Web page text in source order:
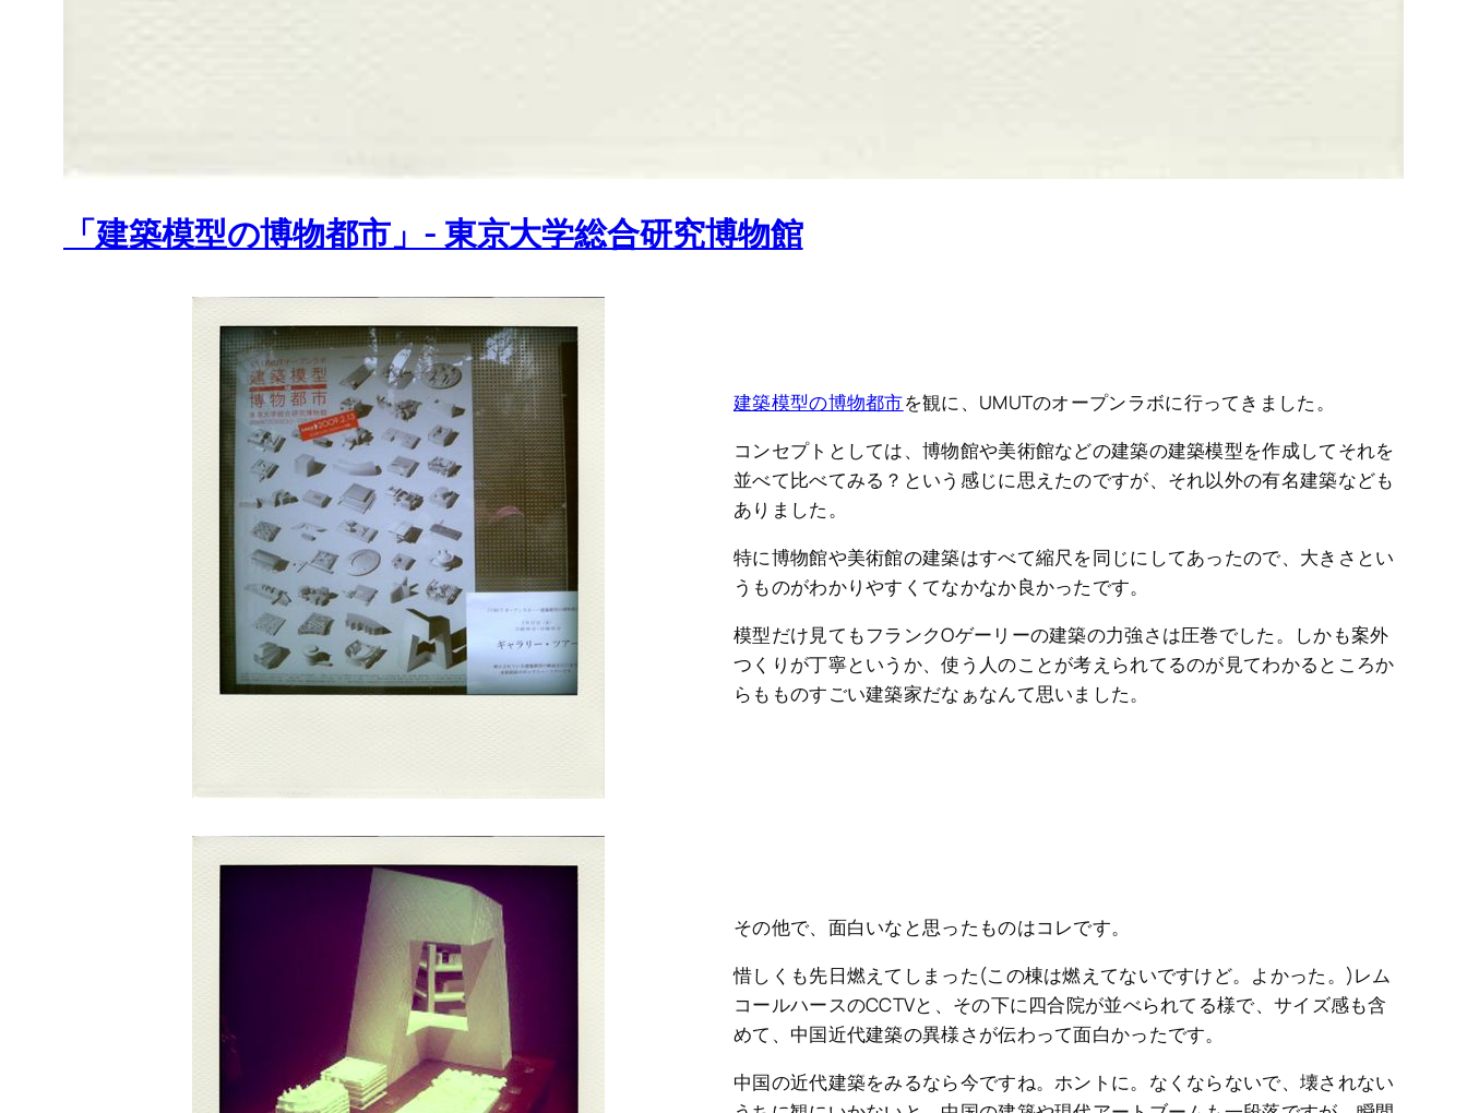
「建築模型の博物都市」- 東京大学総合研究博物館
建築模型の博物都市を観に、UMUTのオープンラボに行ってきました。
コンセプトとしては、博物館や美術館などの建築の建築模型を作成してそれを
並べて比べてみる？という感じに思えたのですが、それ以外の有名建築なども
ありました。
特に博物館や美術館の建築はすべて縮尺を同じにしてあったので、大きさとい
うものがわかりやすくてなかなか良かったです。
模型だけ見てもフランクOゲーリーの建築の力強さは圧巻でした。しかも案外
つくりが丁寧というか、使う人のことが考えられてるのが見てわかるところか
らもものすごい建築家だなぁなんて思いました。
その他で、面白いなと思ったものはコレです。
惜しくも先日燃えてしまった(この棟は燃えてないですけど。よかった。)レム
コールハースのCCTVと、その下に四合院が並べられてる様で、サイズ感も含
めて、中国近代建築の異様さが伝わって面白かったです。
中国の近代建築をみるなら今ですね。ホントに。なくならないで、壊されない